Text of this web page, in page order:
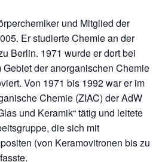
und Mitglied der
Er studierte Chemie an der
Berlin. 1971 wurde er dort bei
der anorganischen Chemie
Von 1971 bis 1992 war er im
Chemie (ZIAC) der AdW
und Keramik“ tätig und leitete
die sich mit
(von Keramovitronen bis zu